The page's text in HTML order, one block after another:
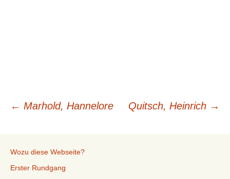
Beitragsnavigation
← Marhold, Hannelore Quitsch, Heinrich →
Wozu diese Webseite?
Erster Rundgang